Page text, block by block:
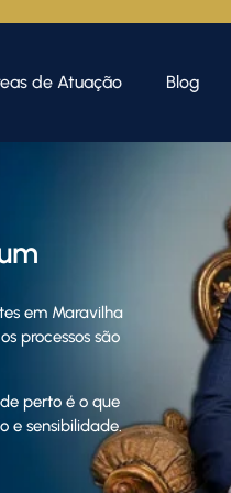
de Atuação Blog
em Maravilha
processos são
perto é o que
e sensibilidade.